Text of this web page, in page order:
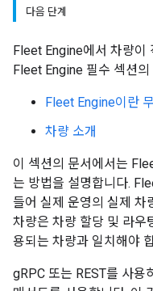
다음 단계
Fleet Engine에서 차량이
Fleet Engine 필수 섹션
Fleet Engine이란
차량 소개
이 섹션의 문서에서는
는 방법을 설명합니다.
들어 실제 운영의 실제
차량은 차량 할당 및 라우
용되는 차량과 일치해야
gRPC 또는 REST를 사